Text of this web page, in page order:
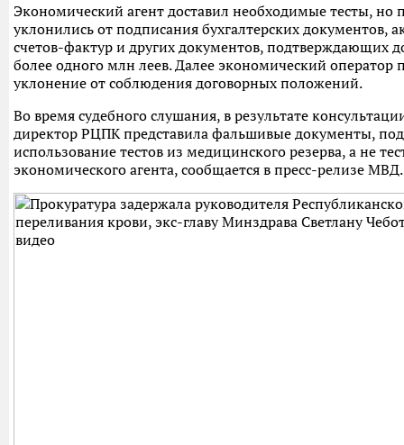
Экономический агент доставил необходимые тесты, но
уклонились от подписания бухгалтерских документов,
счетов-фактур и других документов, подтверждающих
более одного млн леев. Далее экономический оператор
уклонение от соблюдения договорных положений.
Во время судебного слушания, в результате
директор РЦПК представила фальшивые документы,
использование тестов из медицинского резерва, а не
экономического агента, сообщается в пресс-релизе МВД.